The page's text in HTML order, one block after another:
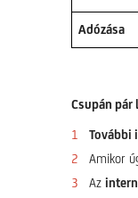
Adózása
Csupán pár
További
Amikor
Az